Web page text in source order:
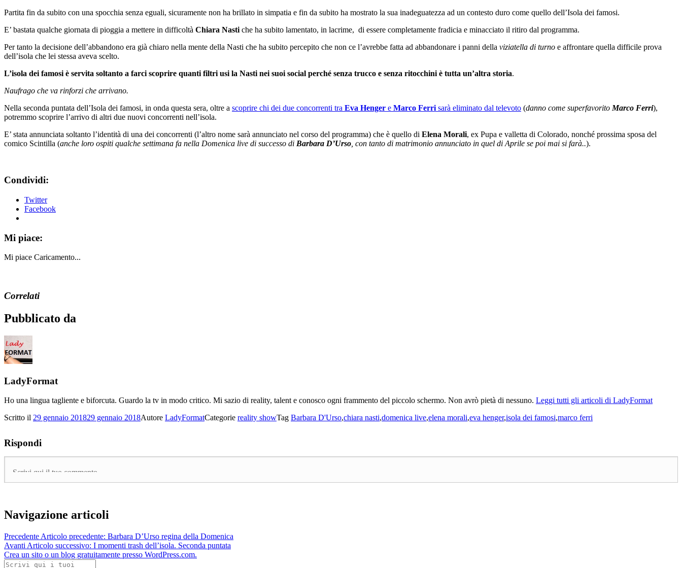
Partita fin da subito con una spocchia senza eguali, sicuramente non ha brillato in simpatia e fin da subito ha mostrato la sua inadeguatezza ad un contesto duro come quello dell’Isola dei famosi.
E’ bastata qualche giornata di pioggia a mettere in difficoltà Chiara Nasti che ha subito lamentato, in lacrime, di essere completamente fradicia e minacciato il ritiro dal programma.
Per tanto la decisione dell’abbandono era già chiaro nella mente della Nasti che ha subito percepito che non ce l’avrebbe fatta ad abbandonare i panni della viziatella di turno e affrontare quella difficile prova
dell’isola che lei stessa aveva scelto.
L’isola dei famosi è servita soltanto a farci scoprire quanti filtri usi la Nasti nei suoi social perché senza trucco e senza ritocchini è tutta un’altra storia.
Naufrago che va rinforzi che arrivano.
Nella seconda puntata dell’Isola dei famosi, in onda questa sera, oltre a scoprire chi dei due concorrenti tra Eva Henger e Marco Ferri sarà eliminato dal televoto (danno come superfavorito Marco Ferri),
potremmo scoprire l’arrivo di altri due nuovi concorrenti nell’isola.
E’ stata annunciata soltanto l’identità di una dei concorrenti (l’altro nome sarà annunciato nel corso del programma) che è quello di Elena Morali, ex Pupa e valletta di Colorado, nonché prossima sposa del
comico Scintilla (anche loro ospiti qualche settimana fa nella Domenica live di successo di Barbara D’Urso , con tanto di matrimonio annunciato in quel di Aprile se poi mai si farà..).
Condividi:
Twitter
Facebook
Mi piace:
Mi piace Caricamento...
Correlati
Pubblicato da
LadyFormat
Ho una lingua tagliente e biforcuta. Guardo la tv in modo critico. Mi sazio di reality, talent e conosco ogni frammento del piccolo schermo. Non avrò pietà di nessuno. Leggi tutti gli articoli di LadyFormat
Scritto il 29 gennaio 201829 gennaio 2018Autore LadyFormatCategorie reality showTag Barbara D'Urso,chiara nasti,domenica live,elena morali,eva henger,isola dei famosi,marco ferri
Rispondi
Navigazione articoli
Precedente Articolo precedente: Barbara D’Urso regina della Domenica
Avanti Articolo successivo: I momenti trash dell’isola. Seconda puntata
Crea un sito o un blog gratuitamente presso WordPress.com.